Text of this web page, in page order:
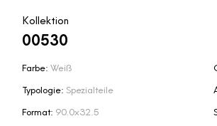
Kollektion
00530
Farbe: Weiß
Typologie: Spezialteile
Format: 90.0x32.5